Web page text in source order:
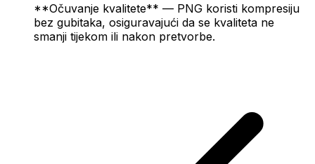
**Očuvanje kvalitete** — PNG koristi kompresiju
bez gubitaka, osiguravajući da se kvaliteta ne
smanji tijekom ili nakon pretvorbe.